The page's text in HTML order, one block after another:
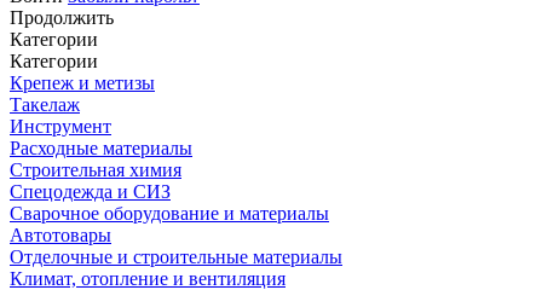
Продолжить
Категории
Категории
Крепеж и метизы
Такелаж
Инструмент
Расходные материалы
Строительная химия
Спецодежда и СИЗ
Сварочное оборудование и материалы
Автотовары
Отделочные и строительные материалы
Климат, отопление и вентиляция